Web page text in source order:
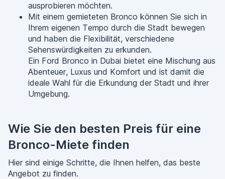
ausprobieren möchten.
Mit einem gemieteten Bronco können Sie sich in
Ihrem eigenen Tempo durch die Stadt bewegen
und haben die Flexibilität, verschiedene
Sehenswürdigkeiten zu erkunden.
Ein Ford Bronco in Dubai bietet eine Mischung aus
Abenteuer, Luxus und Komfort und ist damit die
ideale Wahl für die Erkundung der Stadt und ihrer
Umgebung.
Wie Sie den besten Preis für eine
Bronco-Miete finden
Hier sind einige Schritte, die Ihnen helfen, das beste
Angebot zu finden.